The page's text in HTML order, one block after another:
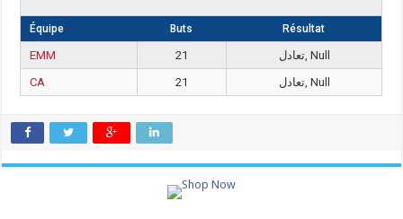
Équipe Buts Résultat
EMM 21
تعادل, Null
CA
21 تعادل, Null